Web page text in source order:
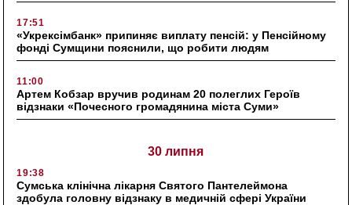
17:51
«Укрексімбанк» припиняє виплату пенсій: у Пенсійному
фонді Сумщини пояснили, що робити людям
11:00
Артем Кобзар вручив родинам 20 полеглих Героїв
відзнаки «Почесного громадянина міста Суми»
30 липня
19:38
Сумська клінічна лікарня Святого Пантелеймона
здобула головну відзнаку в медичній сфері України